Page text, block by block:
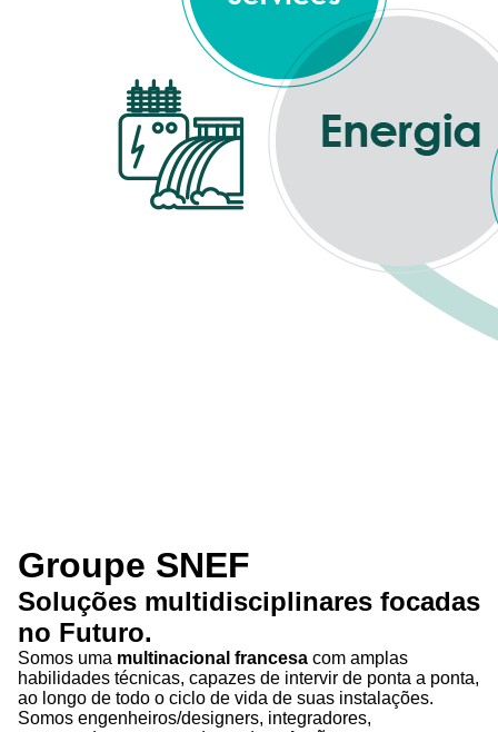
Groupe SNEF
Soluções multidisciplinares focadas
no Futuro.
Somos uma multinacional francesa com amplas
habilidades técnicas, capazes de intervir de ponta a ponta,
ao longo de todo o ciclo de vida de suas instalações.
Somos engenheiros/designers, integradores,